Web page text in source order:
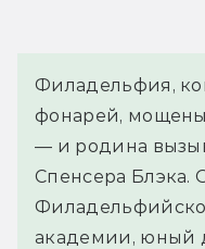
Филадельфия,
фонарей,
— и родина
Спенсера Блэка.
академии, юный